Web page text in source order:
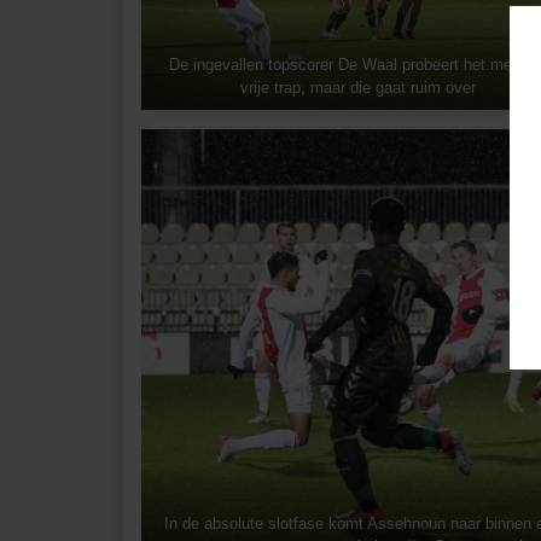
De ingevallen topscorer De Waal probeert het met een
vrije trap, maar die gaat ruim over
In de absolute slotfase komt Assehnoun naar